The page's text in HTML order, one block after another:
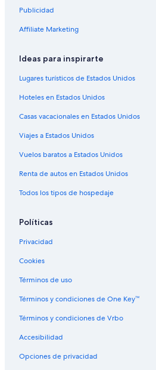
Publicidad
Affiliate Marketing
Ideas para inspirarte
Lugares turísticos de Estados Unidos
Hoteles en Estados Unidos
Casas vacacionales en Estados Unidos
Viajes a Estados Unidos
Vuelos baratos a Estados Unidos
Renta de autos en Estados Unidos
Todos los tipos de hospedaje
Políticas
Privacidad
Cookies
Términos de uso
Términos y condiciones de One Key™
Términos y condiciones de Vrbo
Accesibilidad
Opciones de privacidad